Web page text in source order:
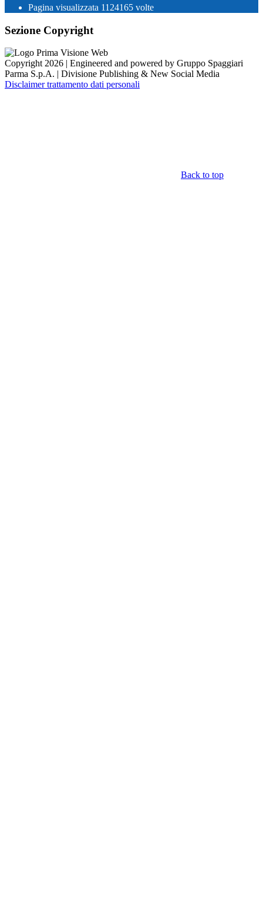
Pagina visualizzata 1124165 volte
Sezione Copyright
Copyright 2026 | Engineered and powered by Gruppo Spaggiari
Parma S.p.A. | Divisione Publishing & New Social Media
Disclaimer trattamento dati personali
Back to top